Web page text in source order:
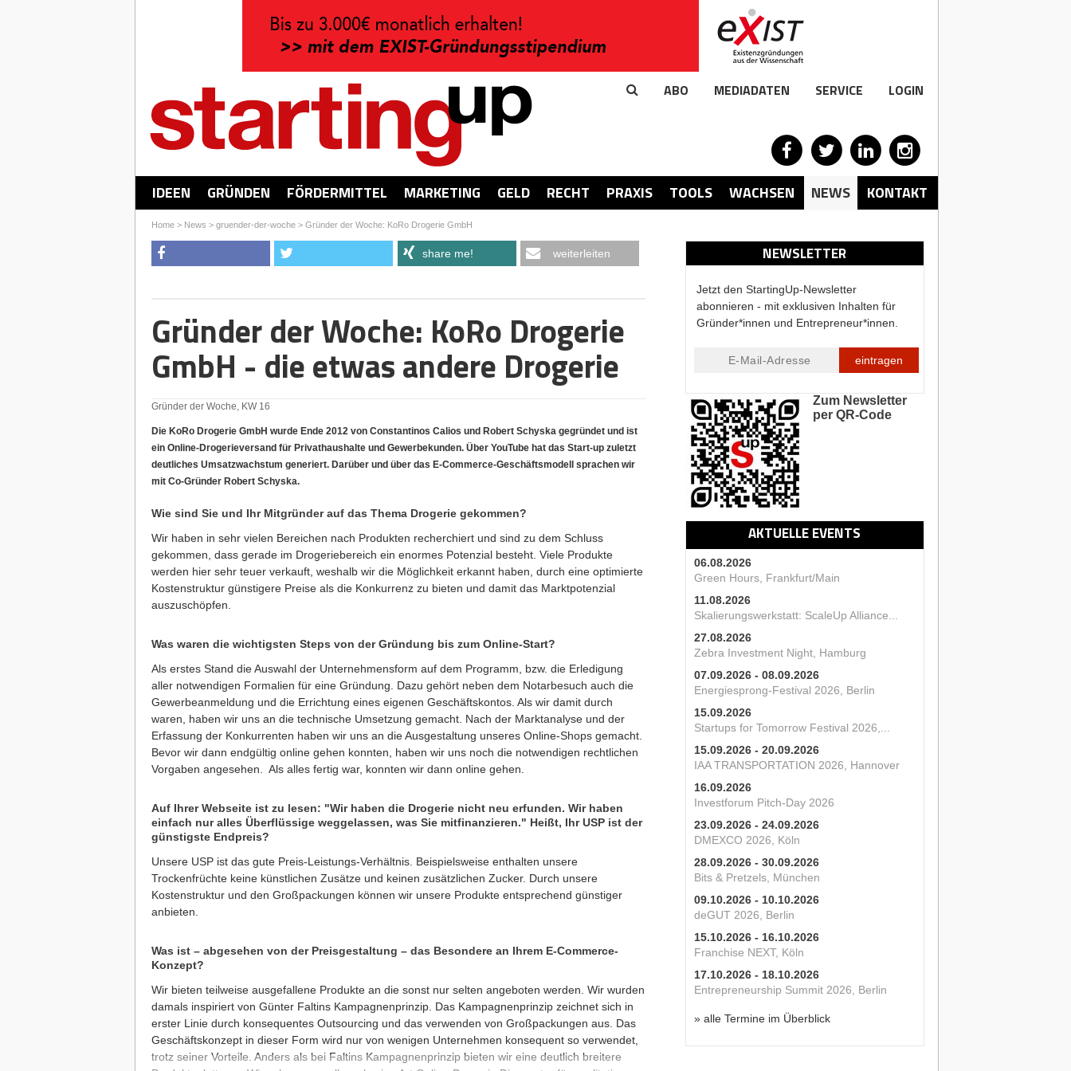
ABO MEDIADATEN SERVICE LOGIN
IDEEN GRÜNDEN FÖRDERMITTEL MARKETING GELD RECHT PRAXIS TOOLS WACHSEN NEWS KONTAKT
Home> News > gruender-der-woche> Gründer der Woche: KoRo Drogerie GmbH
NEWSLETTER
Jetzt den StartingUp-Newsletter
abonnieren - mit exklusiven Inhalten für
Gründer*innen und Entrepreneur*innen.
eintragen
Zum Newsletter
per QR-Code
AKTUELLE EVENTS
06.08.2026
Green Hours, Frankfurt/Main
11.08.2026
Skalierungswerkstatt: ScaleUp Alliance...
27.08.2026
Zebra Investment Night, Hamburg
07.09.2026 - 08.09.2026
Energiesprong-Festival 2026, Berlin
15.09.2026
Startups for Tomorrow Festival 2026,...
15.09.2026 - 20.09.2026
IAA TRANSPORTATION 2026, Hannover
16.09.2026
Investforum Pitch-Day 2026
23.09.2026 - 24.09.2026
DMEXCO 2026, Köln
28.09.2026 - 30.09.2026
Bits & Pretzels, München
09.10.2026 - 10.10.2026
deGUT 2026, Berlin
15.10.2026 - 16.10.2026
Franchise NEXT, Köln
17.10.2026 - 18.10.2026
Entrepreneurship Summit 2026, Berlin
» alle Termine im Überblick
share me! weiterleiten
Gründer der Woche: KoRo Drogerie
GmbH - die etwas andere Drogerie
Gründer der Woche, KW 16
Die KoRo Drogerie GmbH wurde Ende 2012 von Constantinos Calios und Robert Schyska gegründet und ist
ein Online-Drogerieversand für Privathaushalte und Gewerbekunden. Über YouTube hat das Start-up zuletzt
deutliches Umsatzwachstum generiert. Darüber und über das E-Commerce-Geschäftsmodell sprachen wir
mit Co-Gründer Robert Schyska.
Wie sind Sie und Ihr Mitgründer auf das Thema Drogerie gekommen?
Wir haben in sehr vielen Bereichen nach Produkten recherchiert und sind zu dem Schluss
gekommen, dass gerade im Drogeriebereich ein enormes Potenzial besteht. Viele Produkte
werden hier sehr teuer verkauft, weshalb wir die Möglichkeit erkannt haben, durch eine optimierte
Kostenstruktur günstigere Preise als die Konkurrenz zu bieten und damit das Marktpotenzial
auszuschöpfen.
Was waren die wichtigsten Steps von der Gründung bis zum Online-Start?
Als erstes Stand die Auswahl der Unternehmensform auf dem Programm, bzw. die Erledigung
aller notwendigen Formalien für eine Gründung. Dazu gehört neben dem Notarbesuch auch die
Gewerbeanmeldung und die Errichtung eines eigenen Geschäftskontos. Als wir damit durch
waren, haben wir uns an die technische Umsetzung gemacht. Nach der Marktanalyse und der
Erfassung der Konkurrenten haben wir uns an die Ausgestaltung unseres Online-Shops gemacht.
Bevor wir dann endgültig online gehen konnten, haben wir uns noch die notwendigen rechtlichen
Vorgaben angesehen. Als alles fertig war, konnten wir dann online gehen.
Auf Ihrer Webseite ist zu lesen: "Wir haben die Drogerie nicht neu erfunden. Wir haben
einfach nur alles Überflüssige weggelassen, was Sie mitfinanzieren." Heißt, Ihr USP ist der
günstigste Endpreis?
Unsere USP ist das gute Preis-Leistungs-Verhältnis. Beispielsweise enthalten unsere
Trockenfrüchte keine künstlichen Zusätze und keinen zusätzlichen Zucker. Durch unsere
Kostenstruktur und den Großpackungen können wir unsere Produkte entsprechend günstiger
anbieten.
Was ist – abgesehen von der Preisgestaltung – das Besondere an Ihrem E-Commerce-
Konzept?
Wir bieten teilweise ausgefallene Produkte an die sonst nur selten angeboten werden. Wir wurden
damals inspiriert von Günter Faltins Kampagnenprinzip. Das Kampagnenprinzip zeichnet sich in
erster Linie durch konsequentes Outsourcing und das verwenden von Großpackungen aus. Das
Geschäftskonzept in dieser Form wird nur von wenigen Unternehmen konsequent so verwendet,
trotz seiner Vorteile. Anders als bei Faltins Kampagnenprinzip bieten wir eine deutlich breitere